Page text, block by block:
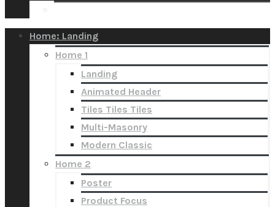
Home: Landing
Home 1
Landing
Animated Header
Tiles Tiles Tiles
Multi-Masonry
Modern Classic
Home 2
Poster
Product Focus